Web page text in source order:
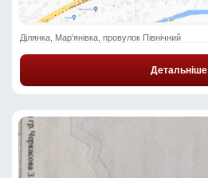
Ділянка, Мар'янівка, провулок Північний
Детальніше